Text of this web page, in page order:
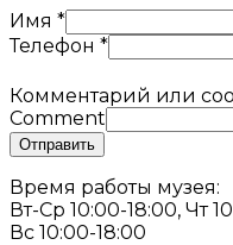
Имя *
Телефон *
Комментарий или
Comment
Отправить
Время работы музея:
Вт-Ср 10:00-18:00, Чт
Вс 10:00-18:00